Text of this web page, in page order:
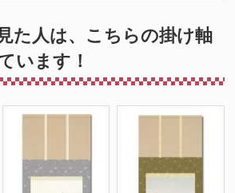
た人は、こちらの掛け軸
います！